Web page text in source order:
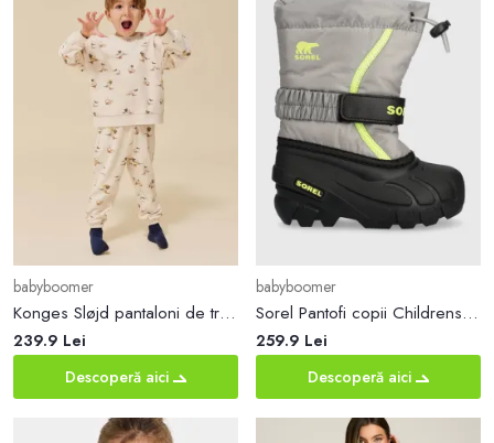
babyboomer
Konges Sløjd pantaloni de trening din bumbac pentru copii culoarea bej, cu imprimeu
239.9 Lei
Descoperă aici
babyboomer
Sorel Pantofi copii Childrens Flurry
259.9 Lei
Descoperă aici